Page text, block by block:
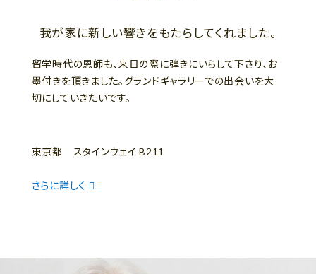
我が家に新しい響きをもたらしてくれました。
留学時代の恩師も、来日の際に弾きにいらして下さり、お
墨付きを頂きました。グランドギャラリーでの出会いを大
切にしていきたいです。
東京都 スタインウェイ B211
さらに詳しく